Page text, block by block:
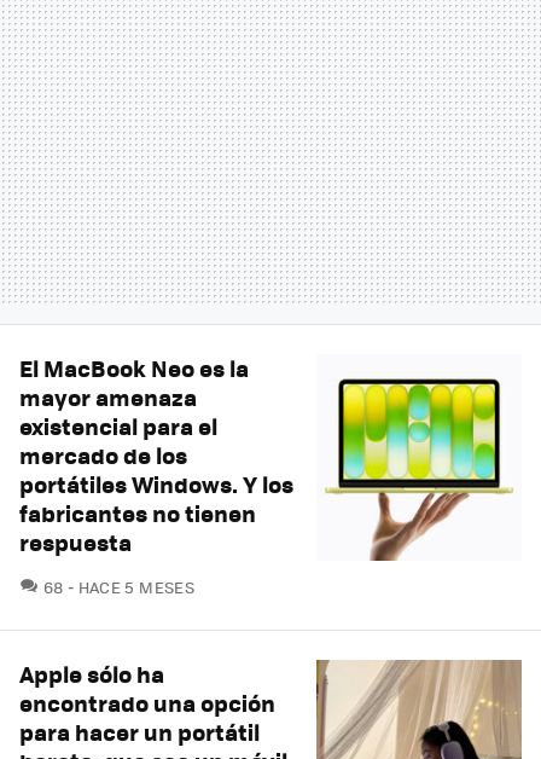
El MacBook Neo es la
mayor amenaza
existencial para el
mercado de los
portátiles Windows. Y los
fabricantes no tienen
respuesta
68 COMENTARIOS
HACE 5 MESES
Apple sólo ha
encontrado una opción
para hacer un portátil